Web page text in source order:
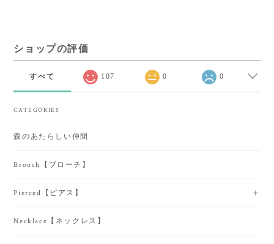
ショップの評価
すべて 107 0 0
CATEGORIES
森のあたらしい仲間
Brooch【ブローチ】
Pierced【ピアス】
Necklace【ネックレス】